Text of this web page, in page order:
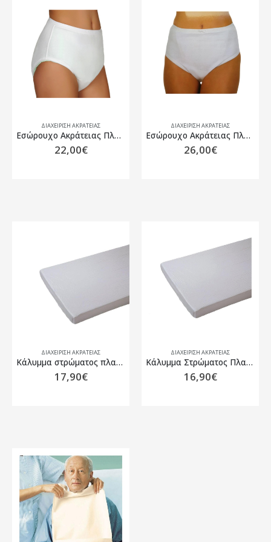
ΔΙΑΧΕΙΡΙΣΗ ΑΚΡΑΤΕΙΑΣ
Εσώρουχο Ακράτειας Πλενόμενο Γυναικείο, Caretex ORCHIS
22,00€
ΔΙΑΧΕΙΡΙΣΗ ΑΚΡΑΤΕΙΑΣ
Εσώρουχο Ακράτειας Πλενόμενο Γυναικείο, Caretex TULIP Medium
26,00€
ΔΙΑΧΕΙΡΙΣΗ ΑΚΡΑΤΕΙΑΣ
Κάλυμμα στρώματος πλαστικό διπλό 140 x 200 cm Behrend AC-891 Alfacare
17,90€
ΔΙΑΧΕΙΡΙΣΗ ΑΚΡΑΤΕΙΑΣ
Κάλυμμα Στρώματος Πλαστικό Μονό 100 x 200
16,90€